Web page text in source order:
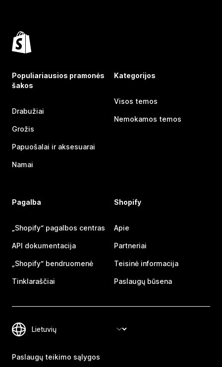
Populiariausios pramonės
šakos
Drabužiai
Grožis
Papuošalai ir aksesuarai
Namai
Kategorijos
Visos temos
Nemokamos temos
Pagalba
„Shopify“ pagalbos centras
API dokumentacija
„Shopify“ bendruomenė
Tinklaraščiai
Shopify
Apie
Partneriai
Teisinė informacija
Paslaugų būsena
Paslaugų teikimo sąlygos